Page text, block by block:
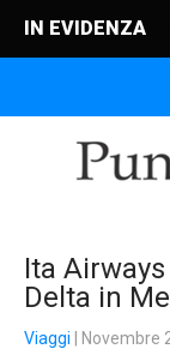
IN EVIDENZA
Ita
Delta in
Viaggi | Novembre